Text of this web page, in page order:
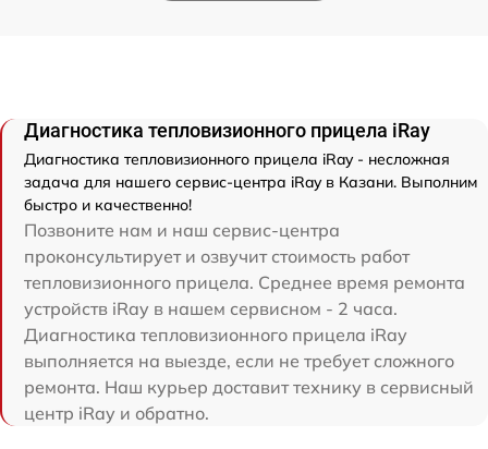
Диагностика тепловизионного прицела iRay
Диагностика тепловизионного прицела iRay - несложная
задача для нашего сервис-центра iRay в Казани. Выполним
быстро и качественно!
Позвоните нам и наш сервис-центра
проконсультирует и озвучит стоимость работ
тепловизионного прицела. Среднее время ремонта
устройств iRay в нашем сервисном - 2 часа.
Диагностика тепловизионного прицела iRay
выполняется на выезде, если не требует сложного
ремонта. Наш курьер доставит технику в сервисный
центр iRay и обратно.